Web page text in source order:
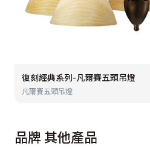
復刻經典系列-凡爾賽五頭吊燈
凡爾賽五頭吊燈
品牌其他產品